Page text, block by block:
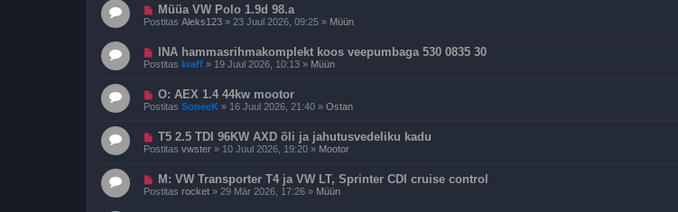
u
o
s
u
U
u
s
o
s
u
Müüa VW Polo 1.9d 98.a
Postitas Aleks123 » 23 Juul 2026, 09:25 » Müün
U
u
s
o
s
u
INA hammasrihmakomplekt koos veepumbaga 530 0835 30
Postitas kraff » 19 Juul 2026, 10:13 » Müün
U
u
s
o
s
u
O: AEX 1.4 44kw mootor
Postitas SoneeK » 16 Juul 2026, 21:40 » Ostan
U
u
s
o
s
T5 2.5 TDI 96KW AXD õli ja jahutusvedeliku kadu
Postitas vwster » 10 Juul 2026, 19:20 » Mootor
U
u
s
M: VW Transporter T4 ja VW LT, Sprinter CDI cruise control
Postitas rocket » 29 Mär 2026, 17:26 » Müün